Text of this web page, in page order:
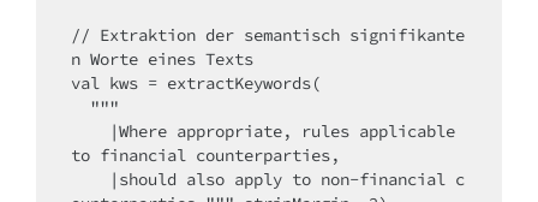
// Extraktion der semantisch signifikante
n Worte eines Texts
val kws = extractKeywords(
to financial counterparties,